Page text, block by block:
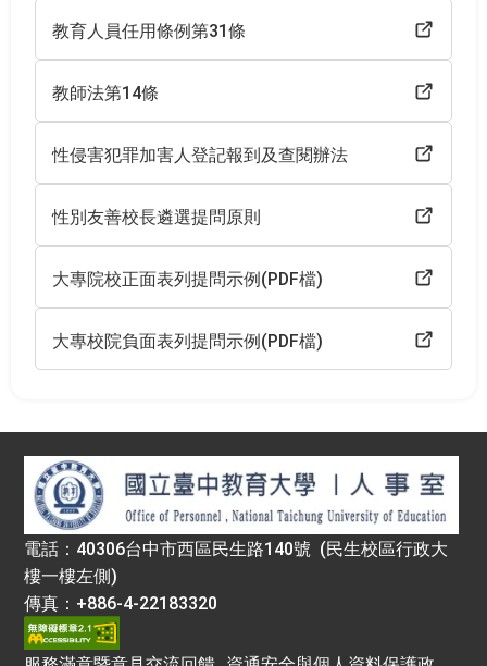
教育人員任用條例第31條
教師法第14條
性侵害犯罪加害人登記報到及查閱辦法
性別友善校長遴選提問原則
大專院校正面表列提問示例(PDF檔)
大專校院負面表列提問示例(PDF檔)
電話：40306台中市西區民生路140號 (民生校區行政大
樓一樓左側)
傳真：+886-4-22183320